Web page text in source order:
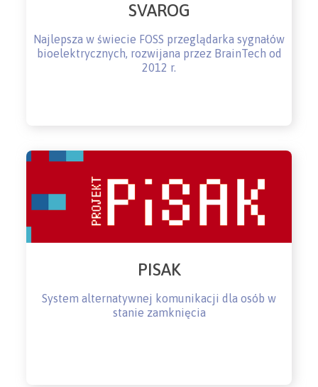
SVAROG
Najlepsza w świecie FOSS przeglądarka sygnałów
bioelektrycznych, rozwijana przez BrainTech od
2012 r.
PISAK
System alternatywnej komunikacji dla osób w
stanie zamknięcia